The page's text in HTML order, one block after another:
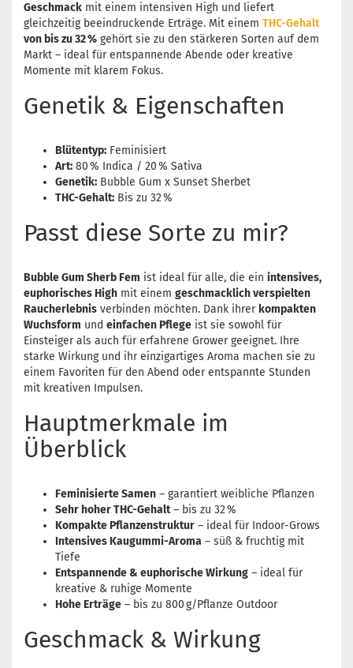
Geschmack mit einem intensiven High und liefert
gleichzeitig beeindruckende Erträge. Mit einem THC-Gehalt
von bis zu 32 % gehört sie zu den stärkeren Sorten auf dem
Markt – ideal für entspannende Abende oder kreative
Momente mit klarem Fokus.
Genetik & Eigenschaften
Blütentyp: Feminisiert
Art: 80 % Indica / 20 % Sativa
Genetik: Bubble Gum x Sunset Sherbet
THC-Gehalt: Bis zu 32 %
Passt diese Sorte zu mir?
Bubble Gum Sherb Fem ist ideal für alle, die ein intensives,
euphorisches High mit einem geschmacklich verspielten
Raucherlebnis verbinden möchten. Dank ihrer kompakten
Wuchsform und einfachen Pflege ist sie sowohl für
Einsteiger als auch für erfahrene Grower geeignet. Ihre
starke Wirkung und ihr einzigartiges Aroma machen sie zu
einem Favoriten für den Abend oder entspannte Stunden
mit kreativen Impulsen.
Hauptmerkmale im
Überblick
Feminisierte Samen – garantiert weibliche Pflanzen
Sehr hoher THC-Gehalt– bis zu 32 %
Kompakte Pflanzenstruktur – ideal für Indoor-Grows
Intensives Kaugummi-Aroma – süß & fruchtig mit
Tiefe
Entspannende & euphorische Wirkung – ideal für
kreative & ruhige Momente
Hohe Erträge – bis zu 800 g/Pflanze Outdoor
Geschmack & Wirkung